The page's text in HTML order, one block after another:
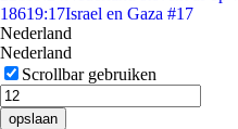
18619:17Israel en Gaza #17
Nederland
Nederland
Scrollbar gebruiken
opslaan